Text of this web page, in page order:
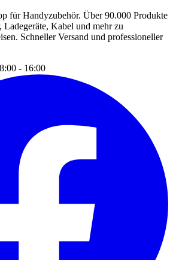
für Handyzubehör. Über 90.000 Produkte
Kabel und mehr zu
Schneller Versand und professioneller
- 16:00